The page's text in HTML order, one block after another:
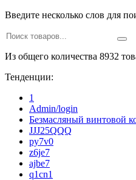
Введите несколько слов для
Из общего количества 8932
Тенденции:
1
Admin/login
Безмасляный винтовой
JJJ25QQQ
py7v0
z6je7
ajbe7
q1cn1